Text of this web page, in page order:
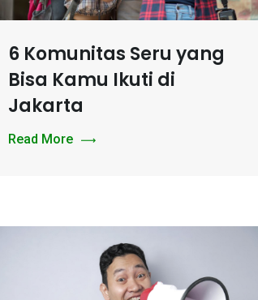
6 Komunitas Seru yang
Bisa Kamu Ikuti di
Jakarta
Read More